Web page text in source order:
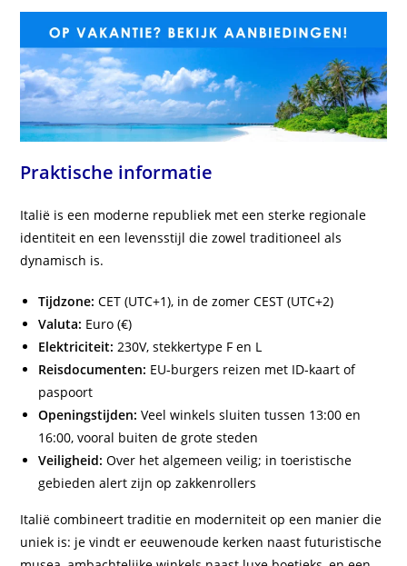
Praktische informatie
Italië is een moderne republiek met een sterke regionale
identiteit en een levensstijl die zowel traditioneel als
dynamisch is.
Tijdzone: CET (UTC+1), in de zomer CEST (UTC+2)
Valuta: Euro (€)
Elektriciteit: 230V, stekkertype F en L
Reisdocumenten: EU‑burgers reizen met ID‑kaart of
paspoort
Openingstijden: Veel winkels sluiten tussen 13:00 en
16:00, vooral buiten de grote steden
Veiligheid: Over het algemeen veilig; in toeristische
gebieden alert zijn op zakkenrollers
Italië combineert traditie en moderniteit op een manier die
uniek is: je vindt er eeuwenoude kerken naast futuristische